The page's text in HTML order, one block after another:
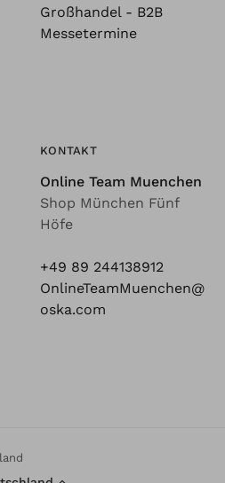
Großhandel - B2B
Messetermine
KONTAKT
Online Team Muenchen
Shop München Fünf
Höfe
+49 89 244138912
OnlineTeamMuenchen@
oska.com